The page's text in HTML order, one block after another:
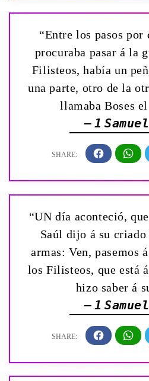
“Entre los pasos por
procuraba pasar á la
Filisteos, había un
una parte, otro de la
llamaba Boses
— 1
“UN día aconteció,
Saúl dijo á su
armas: Ven, pasemos
los Filisteos, que está
hizo saber á
— 1